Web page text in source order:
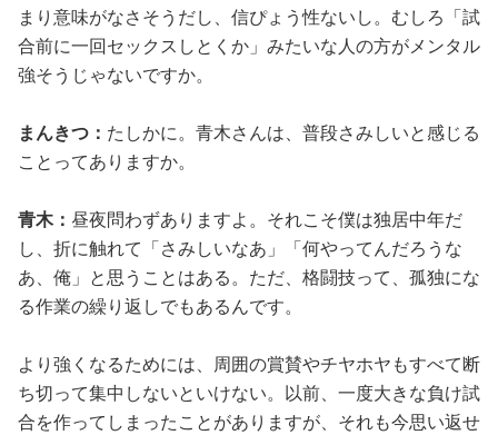
まり意味がなさそうだし、信ぴょう性ないし。むしろ「試
合前に一回セックスしとくか」みたいな人の方がメンタル
強そうじゃないですか。
まんきつ： たしかに。青木さんは、普段さみしいと感じる
ことってありますか。
青木： 昼夜問わずありますよ。それこそ僕は独居中年だ
し、折に触れて「さみしいなあ」「何やってんだろうな
あ、俺」と思うことはある。ただ、格闘技って、孤独にな
る作業の繰り返しでもあるんです。
より強くなるためには、周囲の賞賛やチヤホヤもすべて断
ち切って集中しないといけない。以前、一度大きな負け試
合を作ってしまったことがありますが、それも今思い返せ